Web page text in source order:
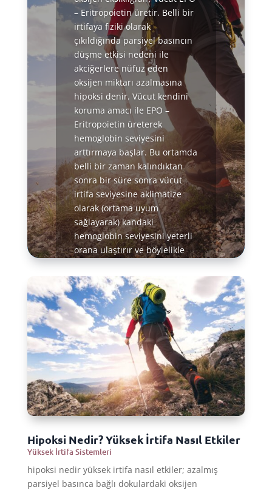
– Eritropoietin üretir. Belli bir
irtifaya fiziki olarak
çıkıldığında parsiyel basıncın
düşme etkisi nedeni ile
akciğerlere nüfuz eden
oksijen miktarı azalmasına
hipoksi denir. Vücut kendini
koruma amacı ile EPO –
Eritropoietin üreterek
hemoglobin seviyesini
arttırmaya başlar. Bu ortamda
belli bir zaman kalındıktan
sonra bir süre sonra vücut
irtifa seviyesine aklimatize
olarak (ortama uyum
sağlayarak) kandaki
hemoglobin seviyesini yeterli
orana ulaştırır ve böylelikle
kan, dokulara ihtiyacı olan
oksijen miktarını taşıyacak
duruma gelir. Bu aşamadan
sonra, oksijen seviyesi daha
yüksek olan deniz seviyelerine
ya da daha düşük irtifalara
dönüldüğünde, vücutta
depolanan kandaki yüksek
hemoglobin oranı sayesinde
dokulara çok daha fazla
oksijen taşınır.
Daha fazla bilgi edinin
Hipoksi Nedir? Yüksek İrtifa Nasıl Etkiler
Yüksek İrtifa Sistemleri
hipoksi nedir yüksek irtifa nasıl etkiler; azalmış
parsiyel basınca bağlı dokulardaki oksijen